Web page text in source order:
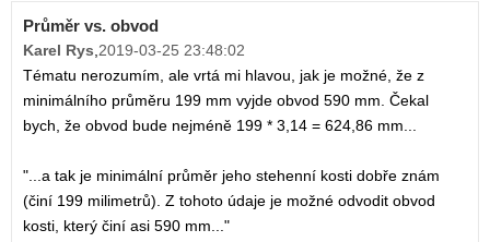
Průměr vs. obvod
Karel Rys 2019-03-25 23:48:02
Tématu nerozumím, ale vrtá mi hlavou, jak je možné, že z
minimálního průměru 199 mm vyjde obvod 590 mm. Čekal
bych, že obvod bude nejméně 199 * 3,14 = 624,86 mm...
"...a tak je minimální průměr jeho stehenní kosti dobře znám
(činí 199 milimetrů). Z tohoto údaje je možné odvodit obvod
kosti, který činí asi 590 mm..."